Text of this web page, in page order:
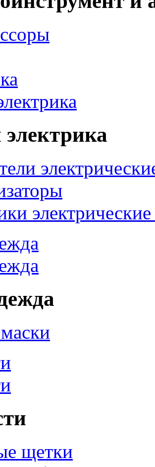
щетки